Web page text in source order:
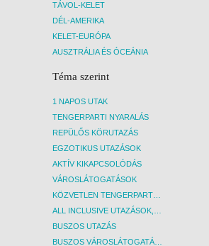
TÁVOL-KELET
DÉL-AMERIKA
KELET-EURÓPA
AUSZTRÁLIA ÉS ÓCEÁNIA
Téma szerint
1 NAPOS UTAK
TENGERPARTI NYARALÁS
REPÜLŐS KÖRUTAZÁS
EGZOTIKUS UTAZÁSOK
AKTÍV KIKAPCSOLÓDÁS
VÁROSLÁTOGATÁSOK
BUSZOS UTAZÁS